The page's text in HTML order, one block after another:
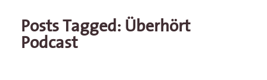
Posts Tagged: Überhört
Podcast